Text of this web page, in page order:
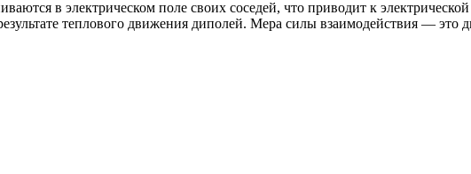
в электрическом поле своих соседей, что приводит к
теплового движения диполей. Мера силы взаимодействия — это